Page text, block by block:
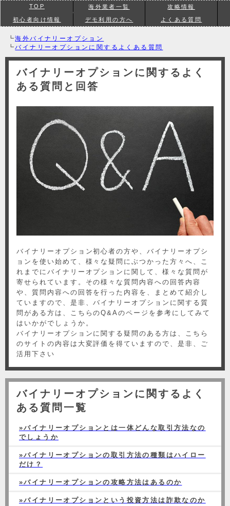
TOP 海外業者一覧 攻略情報
初心者向け情報 デモ利用の方へ よくある質問
┗海外バイナリーオプション
┗バイナリーオプションに関するよくある質問
バイナリーオプションに関するよく
ある質問と回答
バイナリーオプション初心者の方や、バイナリーオプシ
ョンを使い始めて、様々な疑問にぶつかった方々へ、こ
れまでにバイナリーオプションに関して、様々な質問が
寄せられています。その様々な質問内容への回答内容
や、質問内容への回答を行った内容を、まとめて紹介し
ていますので、是非、バイナリーオプションに関する質
問がある方は、こちらのQ&Aのページを参考にしてみて
はいかがでしょうか。
バイナリーオプションに関する疑問のある方は、こちら
のサイトの内容は大変評価を得ていますので、是非、ご
活用下さい
バイナリーオプションに関するよく
ある質問一覧
»バイナリーオプションとは一体どんな取引方法なの
でしょうか
»バイナリーオプションの取引方法の種類はハイロー
だけ？
»バイナリーオプションの攻略方法はあるのか
»バイナリーオプションという投資方法は詐欺なのか